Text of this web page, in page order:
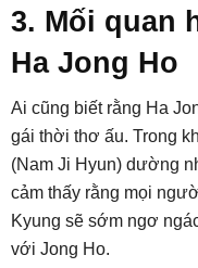
3. Mối quan
Ha Jong Ho
Ai cũng biết rằng Ha
gái thời thơ ấu. Trong
(Nam Ji Hyun) dường
cảm thấy rằng mọi
Kyung sẽ sớm ngơ
với Jong Ho.